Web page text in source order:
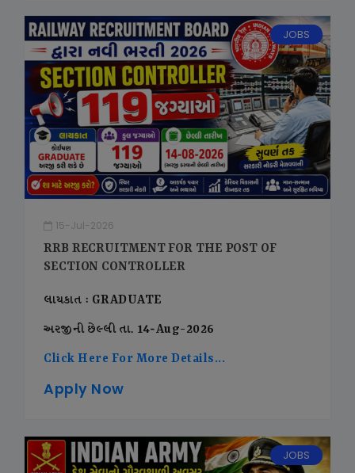
JOBS
15-Jul-2026
RRB RECRUITMENT FOR THE POST OF
SECTION CONTROLLER
લાયકાત : GRADUATE
અરજીની છેલ્લી તા. 14-Aug-2026
Click Here For More Details...
Apply Now
JOBS